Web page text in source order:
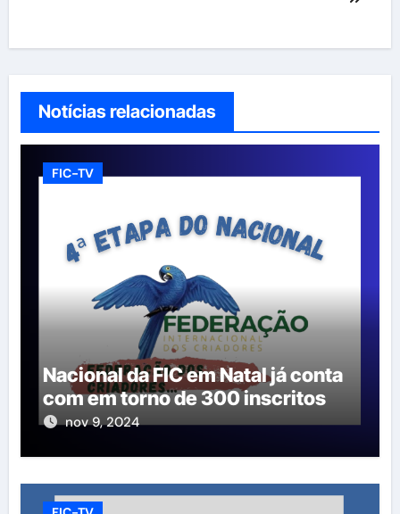
Notícias relacionadas
FIC-TV
Nacional da FIC em Natal já conta
com em torno de 300 inscritos
nov 9, 2024